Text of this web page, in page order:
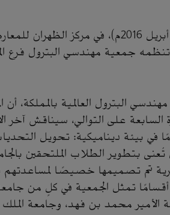
تنطلق يوم الإثنين 18 من رجب لعام 1437هـ (25 أبريل 2016م)، في مركز
تنظمه جمعية مهندسي البترول فرع
البترول العالمية بالمملكة، أن
على التوالي، سيناقش آخر
في بيئة ديناميكية: تحويل
بتطوير الطلاب الملتحقين
تم تصميمها خصيصًا
تمثل الجمعية في كلٍ من
الأمير محمد بن فهد، وجامعة الملك